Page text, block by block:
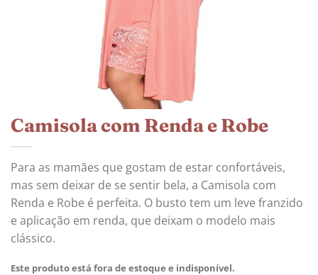
Camisola com Renda e Robe
Para as mamães que gostam de estar confortáveis,
mas sem deixar de se sentir bela, a Camisola com
Renda e Robe é perfeita. O busto tem um leve franzido
e aplicação em renda, que deixam o modelo mais
clássico.
Este produto está fora de estoque e indisponível.